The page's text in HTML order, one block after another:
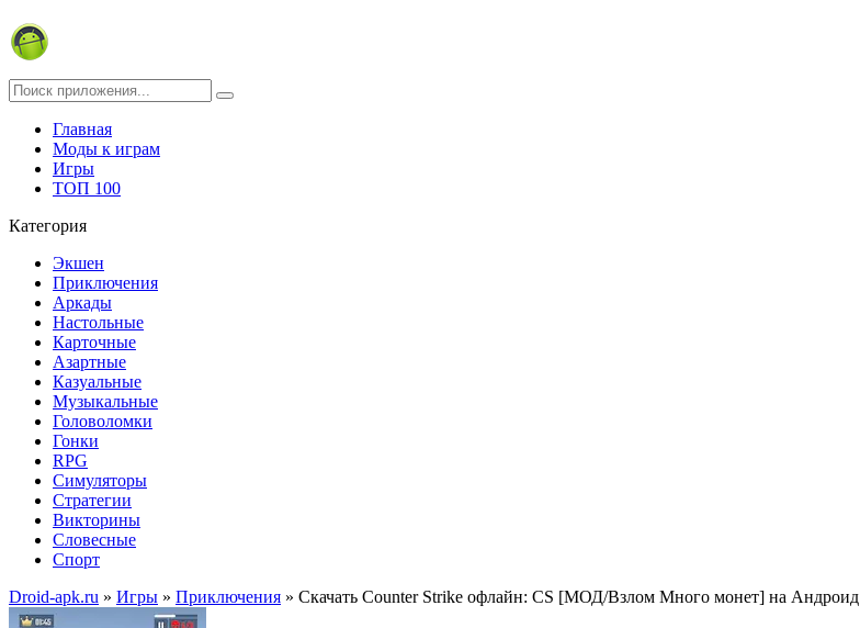
Главная
Моды к играм
Игры
ТОП 100
Категория
Экшен
Приключения
Аркады
Настольные
Карточные
Азартные
Казуальные
Музыкальные
Головоломки
Гонки
RPG
Симуляторы
Стратегии
Викторины
Словесные
Спорт
Droid-apk.ru » Игры » Приключения » Скачать Counter Strike офлайн: CS [МОД/Взлом Много монет] на Андроид